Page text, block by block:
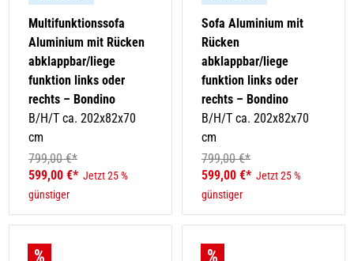
Multifunktionssofa
Aluminium mit Rücken
abklappbar/liege
funktion links oder
rechts – Bondino
B/H/T ca. 202x82x70
cm
799,00 €*
599,00 €* Jetzt 25 %
günstiger
Sofa Aluminium mit
Rücken
abklappbar/liege
funktion links oder
rechts – Bondino
B/H/T ca. 202x82x70
cm
799,00 €*
599,00 €* Jetzt 25 %
günstiger